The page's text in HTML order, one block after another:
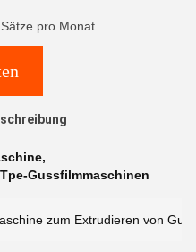
pro Monat
,
Tpe-Gussfilmmaschinen
zum Extrudieren von